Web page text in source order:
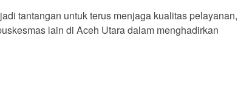
tantangan untuk terus menjaga kualitas pelayanan,
lain di Aceh Utara dalam menghadirkan